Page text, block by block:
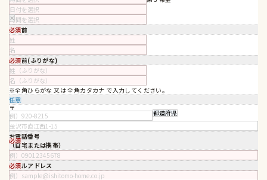
✕
お名前
必須
お名前(ふりがな)
必須
※全角ひらがな 又は 全角カタカナ で入力してください。
住所
任意
〒
お電話番号
（自宅または携帯）
必須
メールアドレス
必須